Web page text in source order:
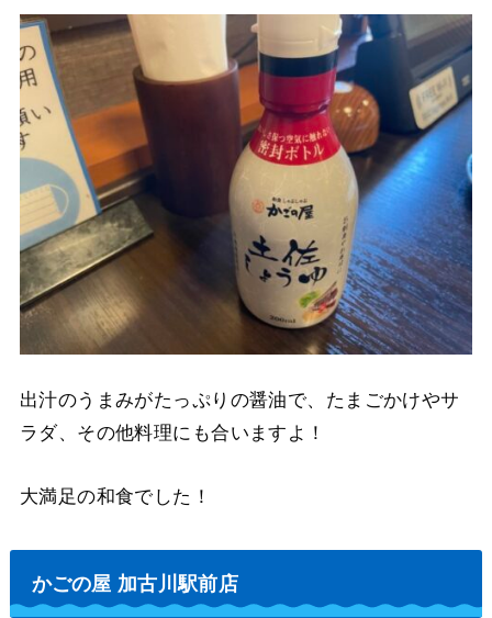
出汁のうまみがたっぷりの醤油で、たまごかけやサ
ラダ、その他料理にも合いますよ！
大満足の和食でした！
かごの屋 加古川駅前店